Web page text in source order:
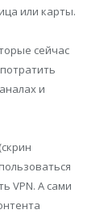
или карты.
сейчас
и
VPN. А сами